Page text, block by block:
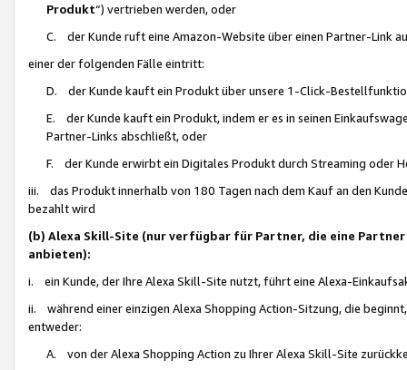
Produkt“) vertrieben werden, oder
C. der Kunde ruft eine Amazon-Website über einen Partner-Link
einer der folgenden Fälle eintritt:
D. der Kunde kauft ein Produkt über unsere 1-Click-
E. der Kunde kauft ein Produkt, indem er es in seinen
Partner-Links abschließt, oder
F. der Kunde erwirbt ein Digitales Produkt durch Streaming oder
iii. das Produkt innerhalb von 180 Tagen nach dem Kauf an den
bezahlt wird
(b) Alexa Skill-Site (nur verfügbar für Partner, die eine
anbieten):
i. ein Kunde, der Ihre Alexa Skill-Site nutzt, führt eine Alexa-
ii. während einer einzigen Alexa Shopping Action-Sitzung, die
entweder:
A. von der Alexa Shopping Action zu Ihrer Alexa Skill-Site